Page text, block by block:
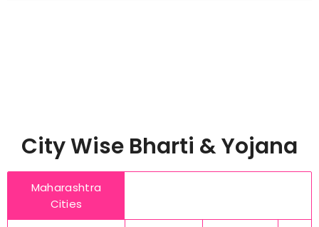
City Wise Bharti & Yojana
Maharashtra
Cities